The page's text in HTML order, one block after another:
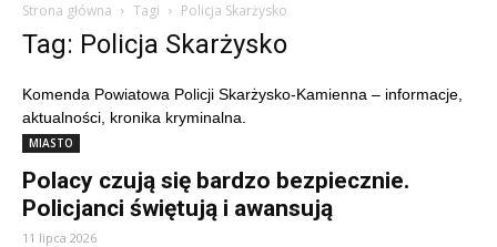
Strona główna Tagi Policja Skarżysko
Tag: Policja Skarżysko
Komenda Powiatowa Policji Skarżysko-Kamienna – informacje,
aktualności, kronika kryminalna.
MIASTO
Polacy czują się bardzo bezpiecznie.
Policjanci świętują i awansują
11 lipca 2026